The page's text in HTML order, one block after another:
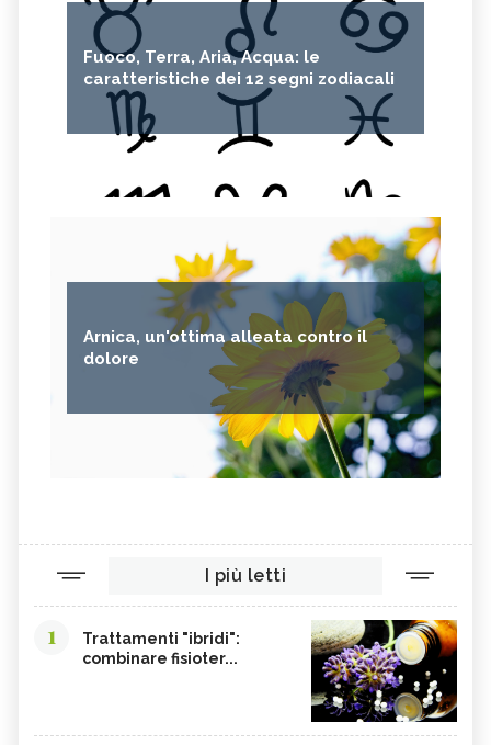
Fuoco, Terra, Aria, Acqua: le
caratteristiche dei 12 segni zodiacali
Arnica, un'ottima alleata contro il
dolore
I più letti
1
Trattamenti "ibridi":
combinare fisioter...